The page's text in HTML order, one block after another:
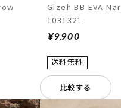
Gizeh BB EVA
1031321
¥9,900
比較する